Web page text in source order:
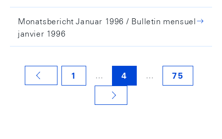
Monatsbericht Januar 1996 / Bulletin mensuel
janvier 1996
1 4 75